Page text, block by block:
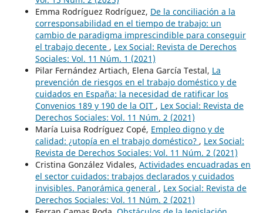
Emma Rodríguez Rodríguez, De la conciliación a la
corresponsabilidad en el tiempo de trabajo: un
cambio de paradigma imprescindible para conseguir
el trabajo decente , Lex Social: Revista de Derechos
Sociales: Vol. 11 Núm. 1 (2021)
Pilar Fernández Artiach, Elena García Testal, La
prevención de riesgos en el trabajo doméstico y de
cuidados en España: la necesidad de ratificar los
Convenios 189 y 190 de la OIT , Lex Social: Revista de
Derechos Sociales: Vol. 11 Núm. 2 (2021)
María Luisa Rodríguez Copé, Empleo digno y de
calidad: ¿utopía en el trabajo doméstico? , Lex Social:
Revista de Derechos Sociales: Vol. 11 Núm. 2 (2021)
Cristina González Vidales, Actividades encuadradas en
el sector cuidados: trabajos declarados y cuidados
invisibles. Panorámica general , Lex Social: Revista de
Derechos Sociales: Vol. 11 Núm. 2 (2021)